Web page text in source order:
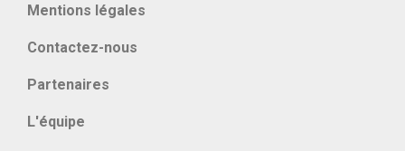
Mentions légales
Contactez-nous
Partenaires
L'équipe